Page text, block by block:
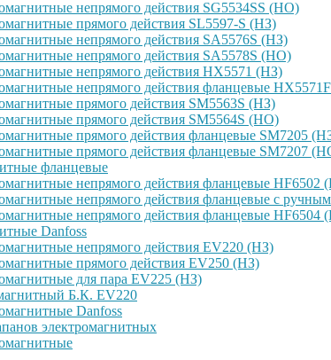
непрямого действия SG5534SS (НО)
прямого действия SL5597-S (НЗ)
непрямого действия SA5576S (НЗ)
непрямого действия SA5578S (НО)
непрямого действия HX5571 (НЗ)
непрямого действия фланцевые
прямого действия SM5563S (НЗ)
прямого действия SM5564S (НО)
прямого действия фланцевые SM7205
прямого действия фланцевые SM7207
фланцевые
непрямого действия фланцевые HF6502
непрямого действия фланцевые с
непрямого действия фланцевые HF6504
Danfoss
непрямого действия EV220 (НЗ)
прямого действия EV250 (НЗ)
для пара EV225 (НЗ)
Б.К. EV220
Danfoss
электромагнитных